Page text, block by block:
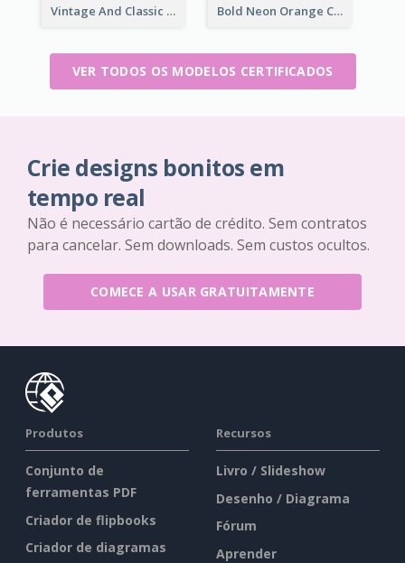
Vintage And Classic Vibrant Certificate Design Ideas Bold Neon Orange Certificate Design For Internship
VER TODOS OS MODELOS CERTIFICADOS
Crie designs bonitos em
tempo real
Não é necessário cartão de crédito. Sem contratos
para cancelar. Sem downloads. Sem custos ocultos.
COMECE A USAR GRATUITAMENTE
Produtos
Conjunto de
ferramentas PDF
Criador de flipbooks
Criador de diagramas
Recursos
Livro / Slideshow
Desenho / Diagrama
Fórum
Aprender